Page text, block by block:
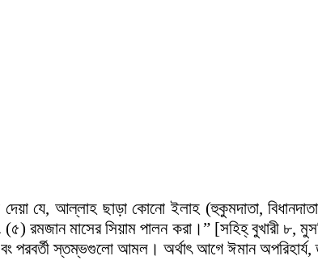
যে, আল্লাহ ছাড়া কোনো ইলাহ (হুকুমদাতা,
রমজান মাসের সিয়াম পালন করা।” [সহিহ্ বুখারী ৮,
পরবর্তী স্তম্ভগুলো আমল। অর্থাৎ আগে ঈমান